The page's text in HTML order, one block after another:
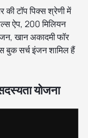
टॉप पिक्स श्रेणी में
ऐप, 200 मिलियन
खान अकादमी फॉर
बुक सर्च इंजन शामिल हैं
योजना